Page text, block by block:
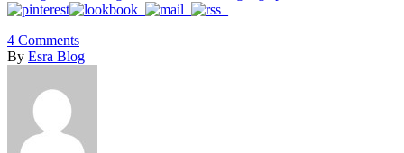
4 Comments
By Esra Blog